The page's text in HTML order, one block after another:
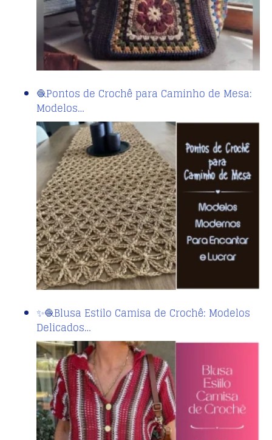
🧶Pontos de Crochê para Caminho de Mesa:
Modelos…
✨🧶Blusa Estilo Camisa de Crochê: Modelos
Delicados…